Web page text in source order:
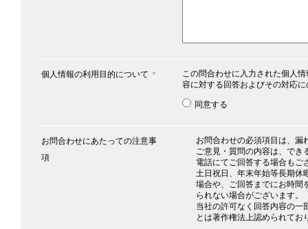
個人情報の利用目的について ＊
この問合わせに入力された個人
容に対する回答およびその対応
同意する
お問合わせにあたっての注意事
項
お問合わせの必須項目は、漏
ご意見・質問の内容は、でき
電話にてご回答する場合もご
土日祝日、年末年始等長期休
場合や、ご回答までにお時間
られない場合がございます。
当社の許可なく回答内容の一
とは著作権法上認められてお